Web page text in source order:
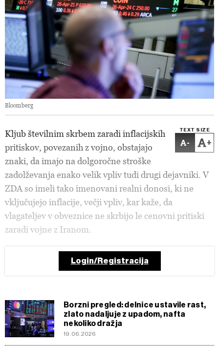
Bloomberg
TEXT SIZE
- +
Kljub številnim skrbem zaradi inflacijskih
pritiskov, povezanih z vojno, obstajajo
znaki, da imajo na dolgoročne stroške
zadolževanja enako velik vpliv tudi drugi dejavniki. V
ZDA so imeli tako imenovani realni donosi, ki ne
vključujejo inflacije, večji vpliv, kar kaže, da
vlagateljev v obveznice ne skrbijo le cenovni pritiski
zaradi vojne z Iranom.
Login/Registracija
Borzni pregled: delnice ustavile rast,
zlato nadaljuje z upadom, nafta
nekoliko dražja
19.06.2026